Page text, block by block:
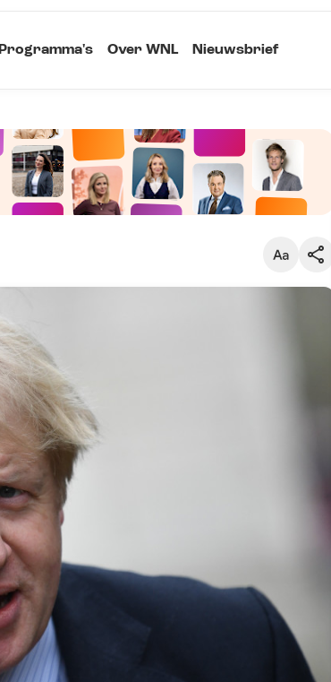
Programma's Over WNL Nieuwsbrief